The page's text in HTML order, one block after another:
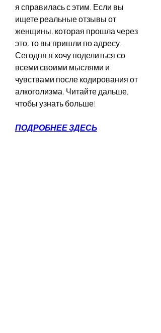
я справилась с этим. Если вы
ищете реальные отзывы от
женщины, которая прошла через
это, то вы пришли по адресу.
Сегодня я хочу поделиться со
всеми своими мыслями и
чувствами после кодирования от
алкоголизма. Читайте дальше,
чтобы узнать больше!
ПОДРОБНЕЕ ЗДЕСЬ